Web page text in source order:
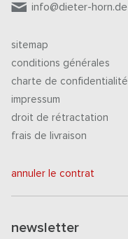
info@dieter-horn.de
sitemap
conditions générales
charte de confidentialité
impressum
droit de rétractation
frais de livraison
annuler le contrat
newsletter